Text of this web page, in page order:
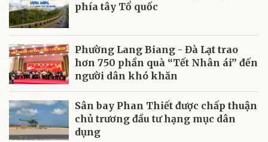
phía tây Tổ quốc
Phường Lang Biang - Đà Lạt trao
hơn 750 phần quà “Tết Nhân ái” đến
người dân khó khăn
Sân bay Phan Thiết được chấp thuận
chủ trương đầu tư hạng mục dân
dụng